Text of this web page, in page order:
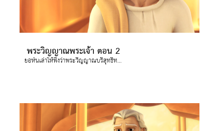
พระวิญญาณพระเจ้า ตอน 2
ยอห์นเล่าให้ฟังว่าพระวิญญาณบริสุทธิ์ทรงอยู่ทุกที่,เพื่อทรงนำและให้คำปรึกษาอย่างไร พระวิญญาณพระเจ้าคือพระวิญญาณบริสุทธิ์ พระองค์เป็นหนึ่งในสามแห่งตรีเอกานุภาพ(พระเจ้าหนึ่งเดียวซึ่งปรากฎเป็นสามพระภาค) คือ พระเจ้าพระบิดา,พระเจ้าพระบุตรและพระเจ้าพระวิญญาณบริสุทธิ์